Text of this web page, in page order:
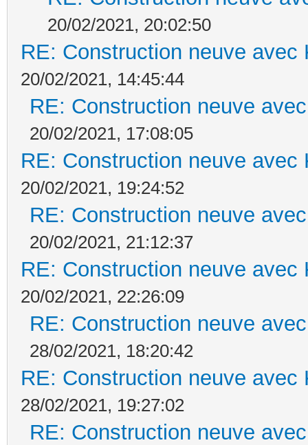
20/02/2021, 20:02:50
RE: Construction neuve avec
20/02/2021, 14:45:44
RE: Construction neuve
20/02/2021, 17:08:05
RE: Construction neuve avec
20/02/2021, 19:24:52
RE: Construction neuve
20/02/2021, 21:12:37
RE: Construction neuve avec
20/02/2021, 22:26:09
RE: Construction neuve
28/02/2021, 18:20:42
RE: Construction neuve avec
28/02/2021, 19:27:02
RE: Construction neuve